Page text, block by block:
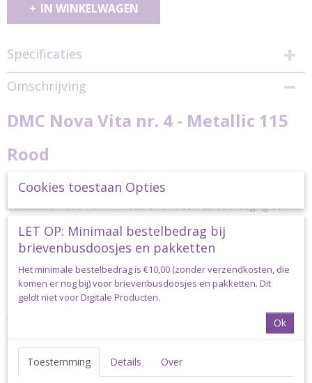
IN WINKELWAGEN
Specificaties
Productcode
dmc-nova4-metallic-115
Omschrijving
DMC Nova Vita nr. 4 - Metallic 115
Rood
gerecycled textiel. De Metallic serie is een uitbreiding op de
bestaande Nova Vita nr. 4 kleuren en heeft als toevoeging een
gerecyclede metallic draad.
De subtiele glitter maakt dit garen perfect voor sfeervolle
decemberprojecten, maar het is ook zeer geschikt voor luxe
decoratie, mode- en woonaccessoires en nog veel meer.
Het garen is volledig gemaakt van gerecycled materiaal. Met dit
garen ben je dus milieubewust aan het handwerken! Nova Vita
wordt gemaakt van textielafval dat gemalen en geverfd wordt en
daarna opnieuw wordt gesponnen. Daarnaast heeft het garen
een gerecyclede verpakking die je in de grond stopt in plaats van
deze weg te gooien: de wikkel is namelijk gemaakt van
zaadpapier (of groeipapier) waar zaden in zijn verwerkt. Geheel in
Cookies toestaan Opties
LET OP: Minimaal bestelbedrag bij
brievenbusdoosjes en pakketten
Het minimale bestelbedrag is €10,00 (zonder verzendkosten, die
komen er nog bij) voor brievenbusdoosjes en pakketten. Dit
geldt niet voor Digitale Producten.
Ok
Toestemming Details Over